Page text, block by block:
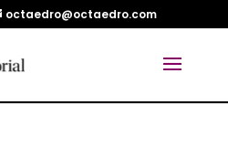
octaedro@octaedro.com